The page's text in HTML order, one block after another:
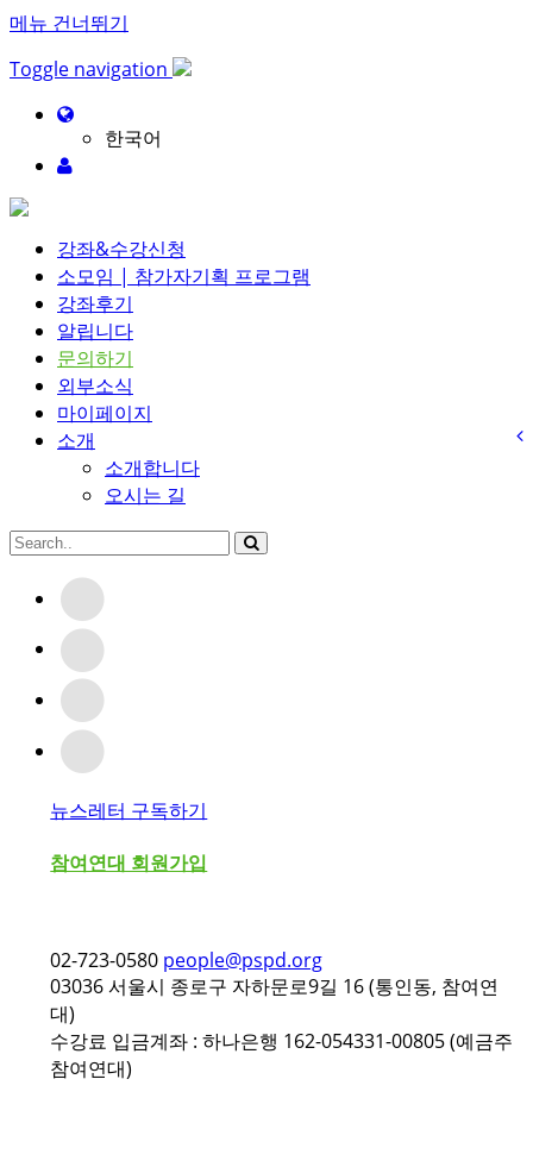
메뉴 건너뛰기
Toggle navigation
한국어
강좌&수강신청
소모임 | 참가자기획 프로그램
강좌후기
알립니다
문의하기
외부소식
마이페이지
소개
소개합니다
오시는 길
뉴스레터 구독하기
참여연대 회원가입
02-723-0580 people@pspd.org
03036 서울시 종로구 자하문로9길 16 (통인동, 참여연
대)
수강료 입금계좌 : 하나은행 162-054331-00805 (예금주
참여연대)